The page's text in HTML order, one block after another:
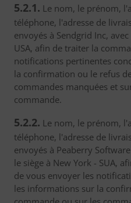
5.2.1. Le nom, le prénom,
téléphone, l'adresse de
envoyés à Sendgrid Inc,
USA, afin de traiter la
notifications pertinentes
la confirmation ou le refus
commandes manquées et
commande.
5.2.2. Le nom, le prénom,
téléphone, l'adresse de
envoyés à Peaberry
le siège à New York - SUA,
de vous envoyer les
les informations sur la